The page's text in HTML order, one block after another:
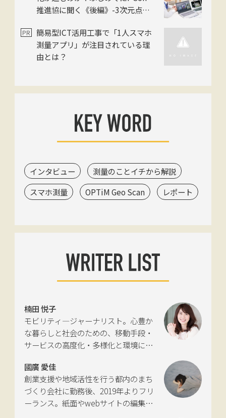
推進協に聞く《後編》-3次元点群
簡易型ICT活用工事で「1人スマホ
測量アプリ」が注目されている理
由とは？
インタビュー
測量のことイチから解説
スマホ測量
OPTiM Geo Scan レポート
楠田 悦子
モビリティ―ジャーナリスト。心豊か
な暮らしと社会のための、移動手段・
サービスの高度化・多様化と環境につ
新聞社モビリティビジネス専門誌
『LIGARE』初代編集長を経て、2013年
に独立。国土交通省の「自転車の活用
推進に向けた有識者会議」、「交通政
國廣 愛佳
創業支援や地域活性を行う都内のまち
づくり会社に勤務後、2019年よりフリ
ーランス。紙面やwebサイトの編集、